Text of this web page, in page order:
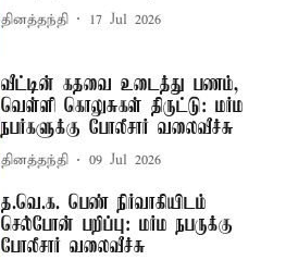
தினத்தந்தி 17 Jul 2026
வீட்டின் கதவை உடைத்து பணம்,
வெள்ளி கொலுசுகள் திருட்டு: மர்ம
நபர்களுக்கு போலீசார் வலைவீச்சு
தினத்தந்தி 09 Jul 2026
த.வெ.க. பெண் நிர்வாகியிடம்
செல்போன் பறிப்பு: மர்ம நபருக்கு
போலீசார் வலைவீச்சு